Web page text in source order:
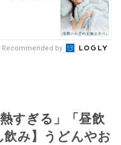
Recommended by
すぎる」「昼飲
み】うどんやお